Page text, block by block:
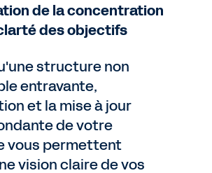
de la concentration
des objectifs
structure non
entravante,
et la mise à jour
de votre
vous permettent
vision claire de vos